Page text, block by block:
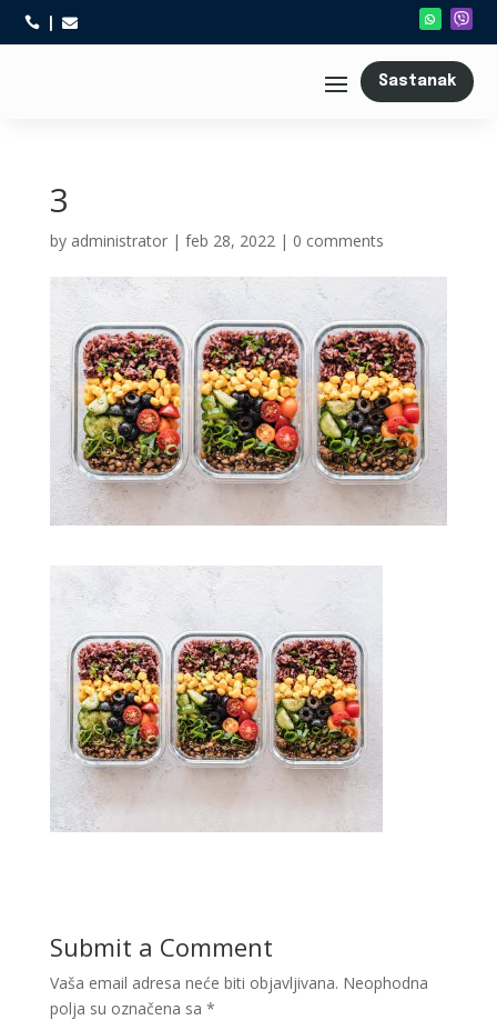
 
Sastanak
3
by administrator| feb 28, 2022| 0 comments
Submit a Comment
Vaša email adresa neće biti objavljivana. Neophodna
polja su označena sa *